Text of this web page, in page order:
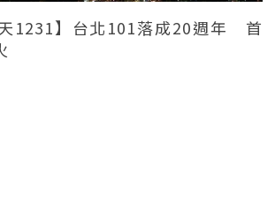
天1231】台北101落成20週年 首